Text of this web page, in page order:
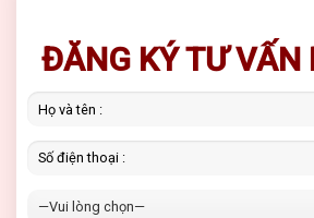
ĐĂNG KÝ TƯ VẤN